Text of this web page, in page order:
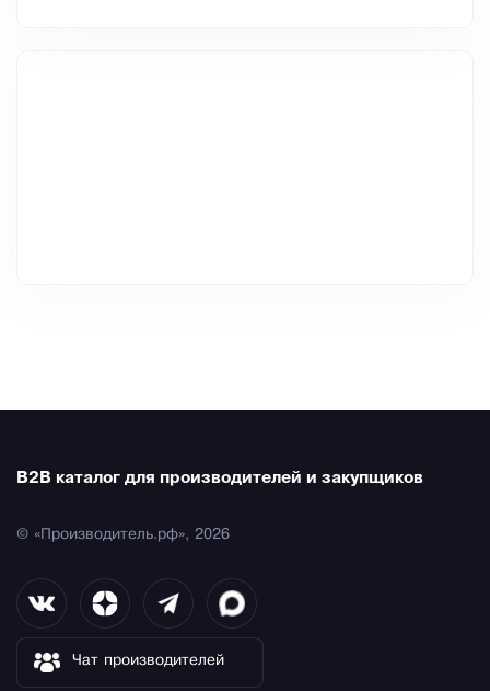
B2B каталог для производителей и закупщиков
© «Производитель.рф», 2026
Чат производителей